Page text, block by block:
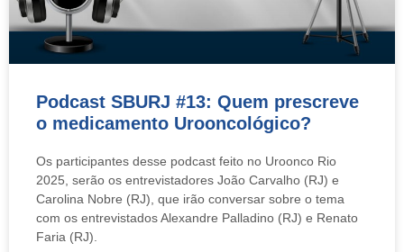
Podcast SBURJ #13: Quem prescreve
o medicamento Urooncológico?
Os participantes desse podcast feito no Uroonco Rio
2025, serão os entrevistadores João Carvalho (RJ) e
Carolina Nobre (RJ), que irão conversar sobre o tema
com os entrevistados Alexandre Palladino (RJ) e Renato
Faria (RJ).